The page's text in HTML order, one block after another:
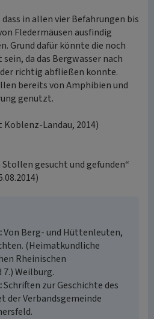
in allen vier Befahrungen bis
Fledermäusen ausfindig
Grund dafür könnte die noch
da das Bergwasser nach
richtig abfließen konnte.
bereits von Amphibien und
genutzt.
Landau, 2014)
Stollen gesucht und gefunden“
Von Berg- und Hüttenleuten,
(Heimatkundliche
Rheinischen
Weilburg.
Schriften zur Geschichte des
der Verbandsgemeinde